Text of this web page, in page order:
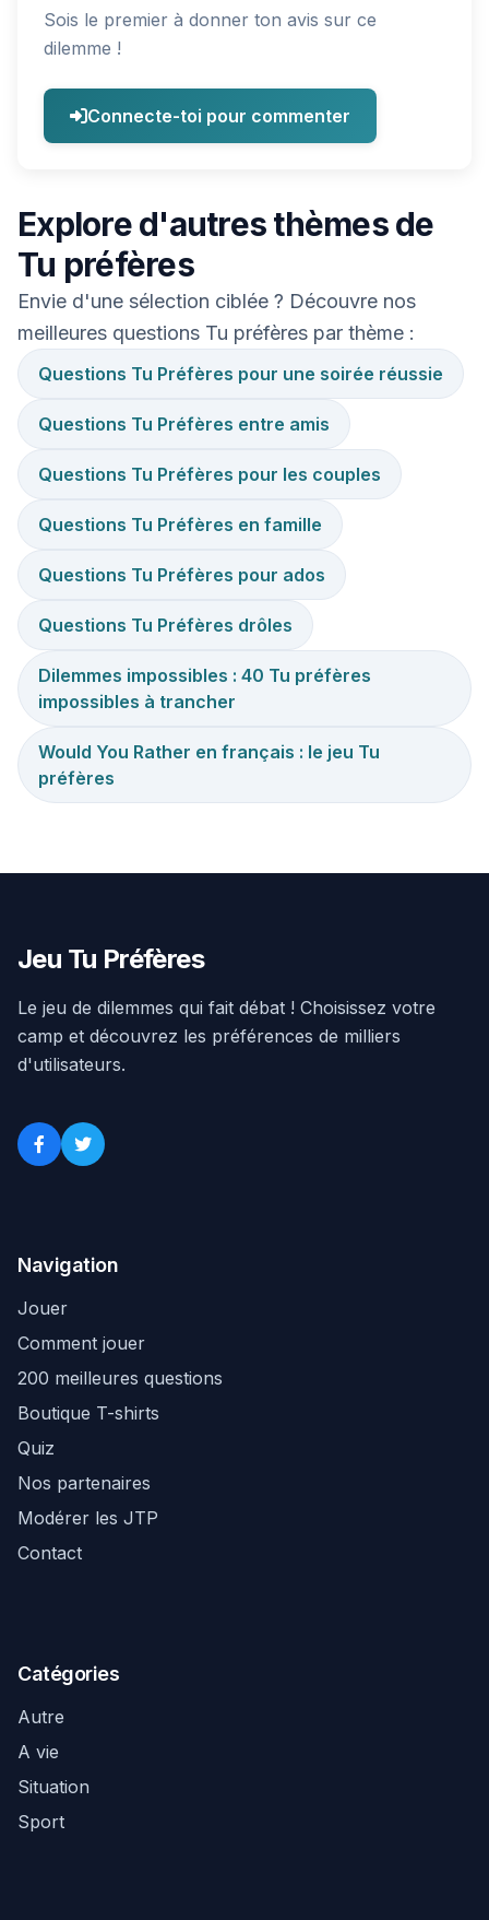
Sois le premier à donner ton avis sur ce
dilemme !
Connecte-toi pour commenter
Explore d'autres thèmes de
Tu préfères
Envie d'une sélection ciblée ? Découvre nos
meilleures questions Tu préfères par thème :
Questions Tu Préfères pour une soirée réussie
Questions Tu Préfères entre amis
Questions Tu Préfères pour les couples
Questions Tu Préfères en famille
Questions Tu Préfères pour ados
Questions Tu Préfères drôles
Dilemmes impossibles : 40 Tu préfères
impossibles à trancher
Would You Rather en français : le jeu Tu
préfères
Jeu Tu Préfères
Le jeu de dilemmes qui fait débat ! Choisissez votre
camp et découvrez les préférences de milliers
d'utilisateurs.
Navigation
Jouer
Comment jouer
200 meilleures questions
Boutique T-shirts
Quiz
Nos partenaires
Modérer les JTP
Contact
Catégories
Autre
A vie
Situation
Sport